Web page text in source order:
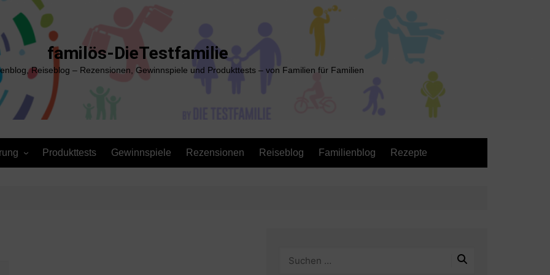
familös-DieTestfamilie
Reiseblog – Rezensionen, Gewinnspiele und Produkttests – von Familien für Familien
Produkttests Gewinnspiele Rezensionen Reiseblog Familienblog Rezepte